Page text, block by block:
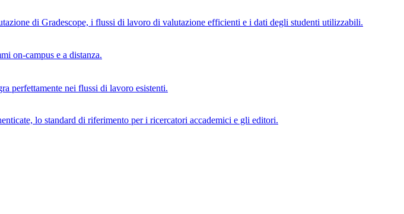
di Gradescope, i flussi di lavoro di valutazione efficienti e i dati degli studenti utilizzabili.
on-campus e a distanza.
perfettamente nei flussi di lavoro esistenti.
lo standard di riferimento per i ricercatori accademici e gli editori.